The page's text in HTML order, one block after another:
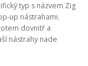
typ s názvem Zig
up nástrahami.
dovnitř a
nástrahy nade